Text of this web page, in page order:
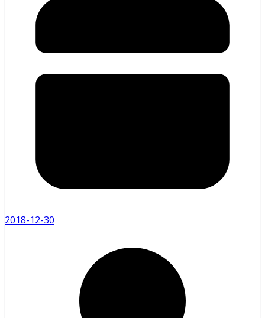
2018-12-30